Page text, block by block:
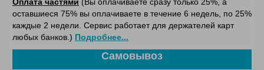
оставшиеся 75% вы оплачиваете в течение 6 недель, по 25%
каждые 2 недели. Сервис работает для держателей карт
любых банков.) Подробнее...
Самовывоз